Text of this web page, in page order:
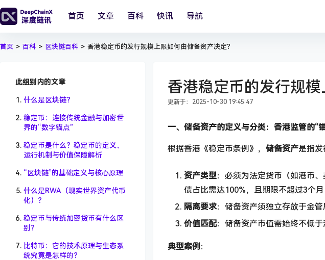
首页 文章 百科 快讯 导航
首页 > 百科 > 区块链百科 > 香港稳定币的发行规模上限如何由储备资产决定？
此组别内的文章
什么是区块链？
稳定币：连接传统金融与加密世
界的“数字锚点”
稳定币是什么？稳定币的定义、
运行机制与价值保障解析
“区块链”的基础定义与核心原理
什么是RWA（现实世界资产代币
化）？
稳定币与传统加密货币有什么区
别？
比特币：它的技术原理与生态系
统究竟是怎样的？
香港稳定币的发行规模
更新于：2025-10-30 19:45:47
一、储备资产的定义与分类：香港监管的“
根据香港《稳定币条例》， 储备资产是指
资产类型：必须为法定货币（如港币
债占比需达100%，且期限不超过3个月
隔离要求：储备资产须独立存放于金
价值匹配：储备资产市值需始终不低于
典型案例：